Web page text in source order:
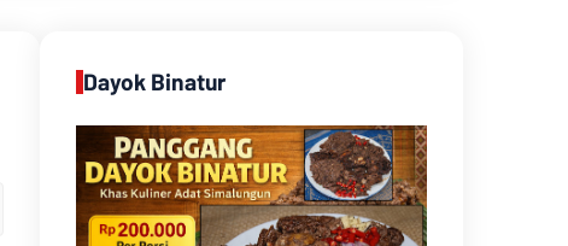
Dayok Binatur